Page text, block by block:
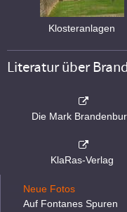
Klosteranlagen
Literatur über
Die Mark
KlaRas-Verlag
Neue Fotos
Auf Fontanes Spuren